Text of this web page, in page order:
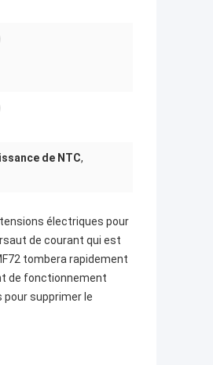
de NTC,
électriques pour
de courant qui est
tombera rapidement
de fonctionnement
supprimer le